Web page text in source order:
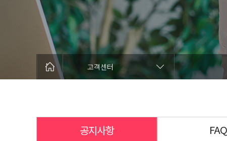
고객센터
공지사항 FAQ